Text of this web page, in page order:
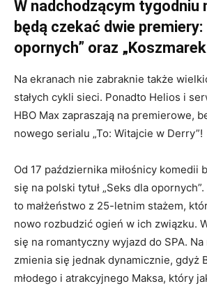
W nadchodzącym tygodniu
będą czekać dwie premiery:
opornych” oraz
Na ekranach nie zabraknie także
stałych cykli sieci. Ponadto Helios i
HBO Max zapraszają na premierowe,
nowego serialu „To: Witajcie w Derry”!
Od 17 października miłośnicy komedii
się na polski tytuł „Seks dla
to małżeństwo z 25-letnim stażem,
nowo rozbudzić ogień w ich związku.
się na romantyczny wyjazd do SPA.
zmienia się jednak dynamicznie, gdyż
młodego i atrakcyjnego Maksa, który